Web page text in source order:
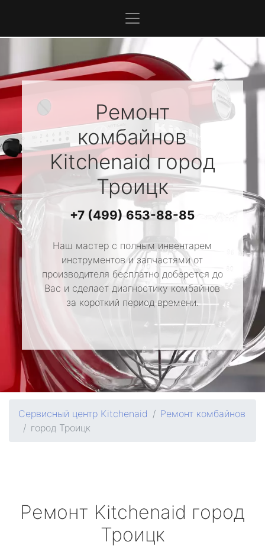
Ремонт
комбайнов
Kitchenaidгород
Троицк
+7 (499) 653-88-85
Наш мастер с полным инвентарем
инструментов и запчастями от
производителя бесплатно доберется до
Вас и сделает диагностику комбайнов
за короткий период времени.
Сервисный центр Kitchenaid
Ремонт комбайнов
город Троицк
Ремонт Kitchenaid город
Троицк